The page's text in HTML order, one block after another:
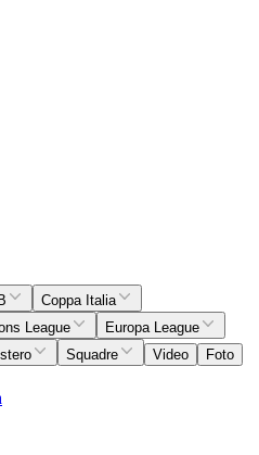
Coppa Italia
League
Europa League
Squadre Video
Foto